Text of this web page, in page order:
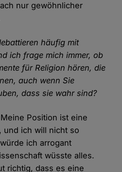
nur gewöhnlicher
häufig mit
ich frage mich immer, ob
für Religion hören, die
auch wenn Sie
dass sie wahr sind?
Meine Position ist eine
und ich will nicht so
ich arrogant
wüsste alles.
richtig, dass es eine